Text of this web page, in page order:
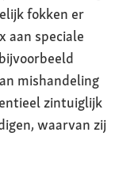
fokken er
aan speciale
mishandeling
zintuiglijk
waarvan zij